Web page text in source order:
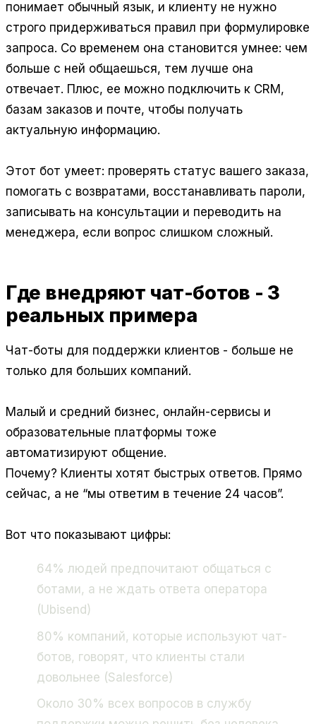
понимает обычный язык, и клиенту не нужно
строго придерживаться правил при формулировке
запроса. Со временем она становится умнее: чем
больше с ней общаешься, тем лучше она
отвечает. Плюс, ее можно подключить к CRM,
базам заказов и почте, чтобы получать
актуальную информацию.
Этот бот умеет: проверять статус вашего заказа,
помогать с возвратами, восстанавливать пароли,
записывать на консультации и переводить на
менеджера, если вопрос слишком сложный.
Где внедряют чат-ботов - 3
реальных примера
Чат-боты для поддержки клиентов - больше не
только для больших компаний.
Малый и средний бизнес, онлайн-сервисы и
образовательные платформы тоже
автоматизируют общение.
Почему? Клиенты хотят быстрых ответов. Прямо
сейчас, а не “мы ответим в течение 24 часов”.
Вот что показывают цифры:
64% людей предпочитают общаться с
ботами, а не ждать ответа оператора
(Ubisend)
80% компаний, которые используют чат-
ботов, говорят, что клиенты стали
довольнее (Salesforce)
Около 30% всех вопросов в службу